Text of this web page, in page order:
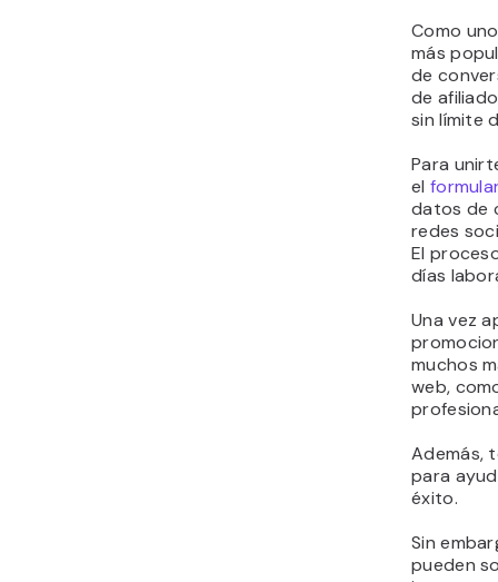
Como
más
de
de
sin límite
Para
el
datos de
redes
El
días
Una vez
muchos
web,
Además,
para
éxito.
Sin
pueden